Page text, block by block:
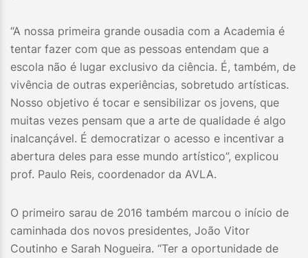
“A nossa primeira grande ousadia com a Academia é
tentar fazer com que as pessoas entendam que a
escola não é lugar exclusivo da ciência. É, também, de
vivência de outras experiências, sobretudo artísticas.
Nosso objetivo é tocar e sensibilizar os jovens, que
muitas vezes pensam que a arte de qualidade é algo
inalcançável. É democratizar o acesso e incentivar a
abertura deles para esse mundo artístico”, explicou
prof. Paulo Reis, coordenador da AVLA.
O primeiro sarau de 2016 também marcou o início de
caminhada dos novos presidentes, João Vitor
Coutinho e Sarah Nogueira. “Ter a oportunidade de